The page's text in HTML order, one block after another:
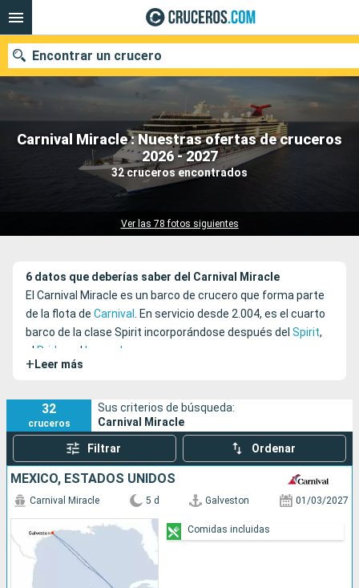
Carnival Miracle : Nuestras ofertas de cruceros
2026 - 2027
32 cruceros encontrados
Ver las 78 fotos siguientes
Encontrar un crucero
Nuestros destinos
Fecha de salida
6 datos que deberías saber del Carnival Miracle
El Carnival Miracle es un barco de crucero que forma parte
de la flota de Carnival. En servicio desde 2.004, es el cuarto
barco de la clase Spirit incorporándose después del Spirit,
el Pride y el Legend
+ Leer más
32
cruceros
Sus criterios de búsqueda:
Carnival Miracle
Filtrar Ordenar
MÉXICO, ESTADOS UNIDOS
Carnival Miracle 5 d Galveston 01/03/2027
Comidas incluidas